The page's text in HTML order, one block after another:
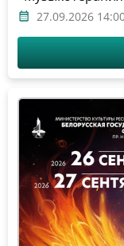
27.09.2026